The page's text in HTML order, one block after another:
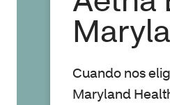
Cuando nos
Maryland